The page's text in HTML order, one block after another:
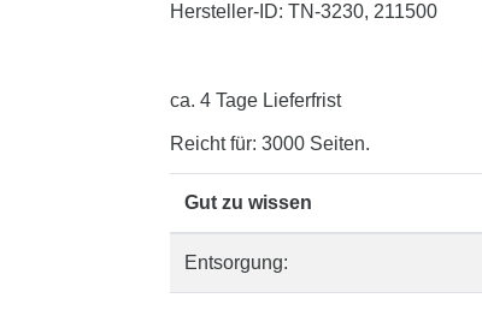
Hersteller-ID: TN-3230, 211500
ca. 4 Tage Lieferfrist
Reicht für: 3000 Seiten.
Gut zu wissen
Entsorgung: